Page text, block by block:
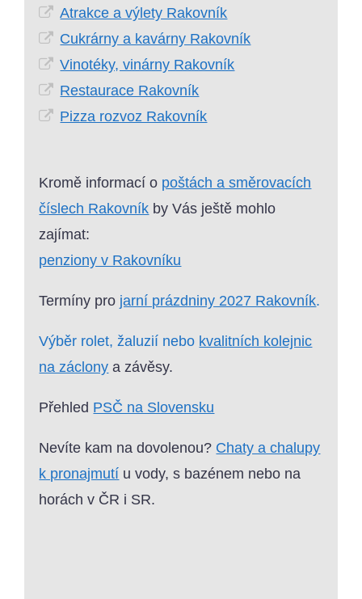
Atrakce a výlety Rakovník
Cukrárny a kavárny Rakovník
Vinotéky, vinárny Rakovník
Restaurace Rakovník
Pizza rozvoz Rakovník
Kromě informací o poštách a směrovacích
číslech Rakovník by Vás ještě mohlo
zajímat:
penziony v Rakovníku
Termíny pro jarní prázdniny 2027 Rakovník.
Výběr rolet, žaluzií nebo kvalitních kolejnic
na záclony a závěsy.
Přehled PSČ na Slovensku
Nevíte kam na dovolenou? Chaty a chalupy
k pronajmutí u vody, s bazénem nebo na
horách v ČR i SR.